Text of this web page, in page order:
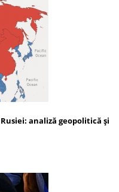
analiză geopolitică și